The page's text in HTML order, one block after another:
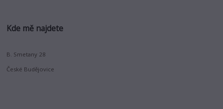
Kde mě najdete
B. Smetany 28
České Budějovice